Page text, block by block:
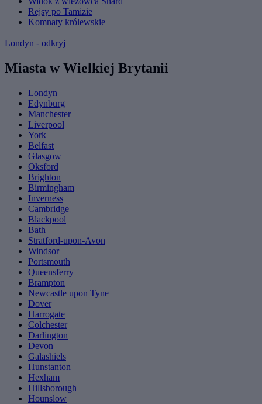
Rejsy po Tamizie
Komnaty królewskie
Londyn - odkryj
Miasta w Wielkiej Brytanii
Londyn
Edynburg
Manchester
Liverpool
York
Belfast
Glasgow
Oksford
Brighton
Birmingham
Inverness
Cambridge
Blackpool
Bath
Stratford-upon-Avon
Windsor
Portsmouth
Queensferry
Brampton
Newcastle upon Tyne
Dover
Harrogate
Colchester
Darlington
Devon
Galashiels
Hunstanton
Hexham
Hillsborough
Hounslow